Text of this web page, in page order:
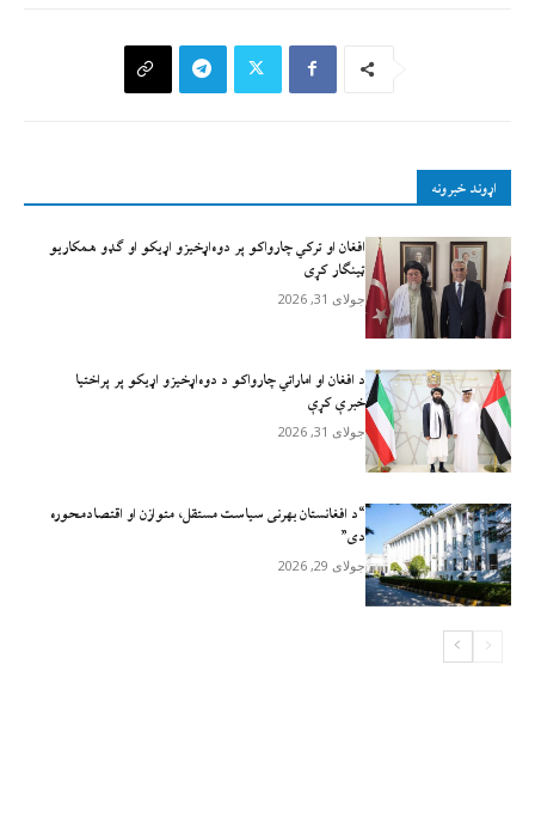
اړوند خبرونه
افغان او ترکي چارواکو پر دوه‌اړخیزو اړيکو او ګډو همکاريو
ټينګار کړی
جولای 31, 2026
د افغان او اماراتي چارواکو د دوه‌اړخیزو اړیکو پر پراختیا
خبرې کړې
جولای 31, 2026
“د افغانستان بهرنی سیاست مستقل، متوازن او اقتصادمحوره
دی”
جولای 29, 2026